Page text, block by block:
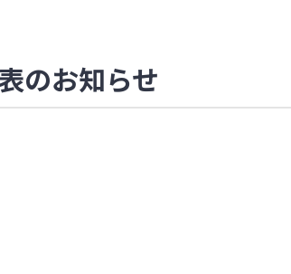
のお知らせ